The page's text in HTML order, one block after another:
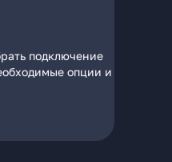
подключение
опции и